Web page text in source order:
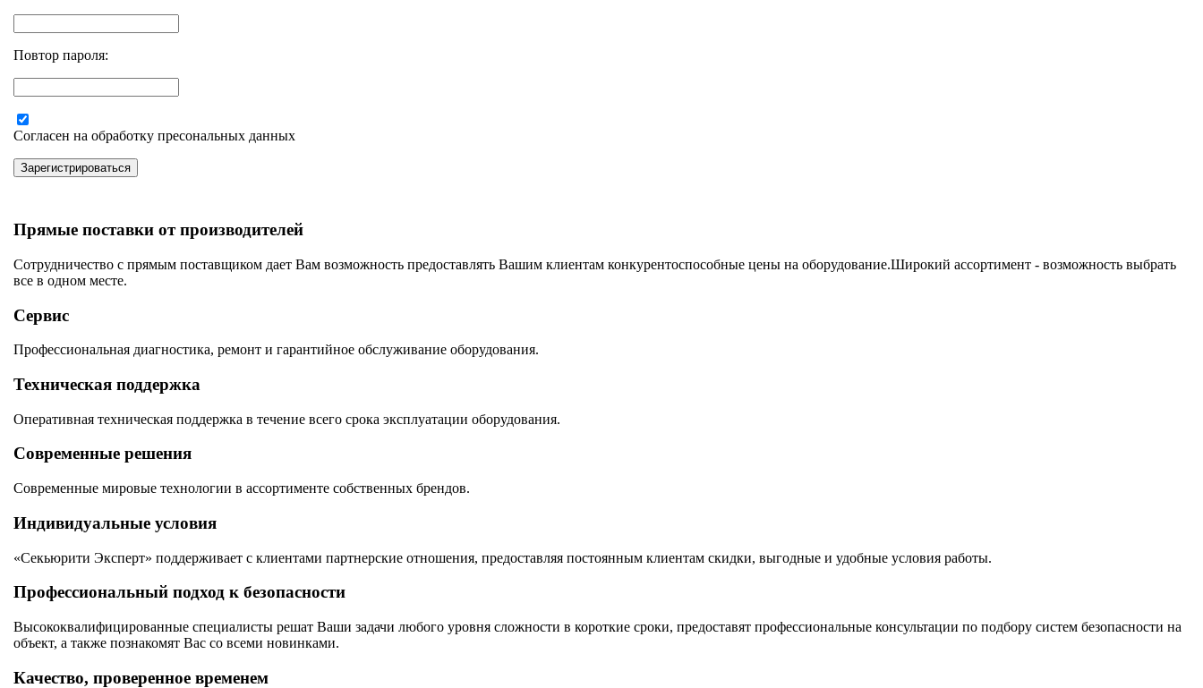
Повтор пароля:
Согласен на обработку пресональных данных
Зарегистрироваться
Прямые поставки от производителей
Сотрудничество с прямым поставщиком дает Вам возможность предоставлять Вашим клиентам конкурентоспособные цены на оборудование.Широкий ассортимент - возможность выбрать
все в одном месте.
Сервис
Профессиональная диагностика, ремонт и гарантийное обслуживание оборудования.
Техническая поддержка
Оперативная техническая поддержка в течение всего срока эксплуатации оборудования.
Современные решения
Современные мировые технологии в ассортименте собственных брендов.
Индивидуальные условия
«Секьюрити Эксперт» поддерживает с клиентами партнерские отношения, предоставляя постоянным клиентам скидки, выгодные и удобные условия работы.
Профессиональный подход к безопасности
Высококвалифицированные специалисты решат Ваши задачи любого уровня сложности в короткие сроки, предоставят профессиональные консультации по подбору систем безопасности на
объект, а также познакомят Вас со всеми новинками.
Качество, проверенное временем